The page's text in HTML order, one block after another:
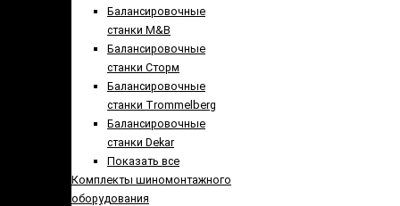
Балансировочные
станки M&B
Балансировочные
станки Сторм
Балансировочные
станки Trommelberg
Балансировочные
станки Dekar
Показать все
Комплекты шиномонтажного
оборудования